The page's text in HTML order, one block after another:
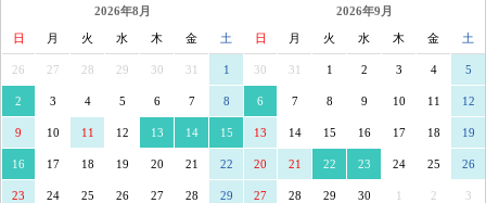
2026年8月
日 月 火 水 木 金 土
26 27 28 29 30 31 1
2 3 4 5 6 7 8
9 10 11 12 13 14 15
16 17 18 19 20 21 22
23 24 25 26 27 28 29
2026年9月
日 月 火 水 木 金 土
30 31 1 2 3 4 5
6 7 8 9 10 11 12
13 14 15 16 17 18 19
20 21 22 23 24 25 26
27 28 29 30 1 2 3